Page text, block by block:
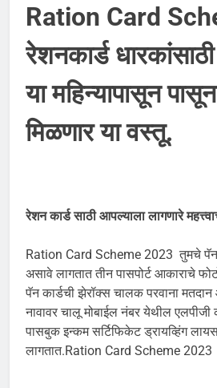
Ration Card
रेशनकार्ड धारकांसाठी
या महिन्यापासून
मिळणार या वस्तू.
रेशन कार्ड साठी आपल्याला लागणारे
Ration Card Scheme 2023 तुमचे पॅन
असावे लागतात तीन पासपोर्ट आकाराचे
पॅन कार्डची झेरॉक्स चालक परवाना
नावावर चालू मोबाईल नंबर येथील एलपीजी
पासबुक इन्कम सर्टिफिकेट ड्रायव्हिंग
लागतात.Ration Card Scheme 2023